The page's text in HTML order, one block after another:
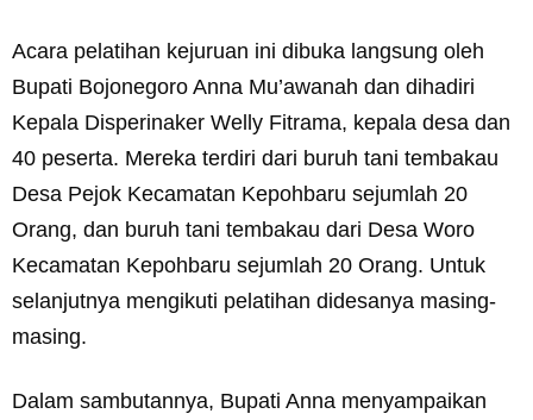
Acara pelatihan kejuruan ini dibuka langsung oleh
Bupati Bojonegoro Anna Mu’awanah dan dihadiri
Kepala Disperinaker Welly Fitrama, kepala desa dan
40 peserta. Mereka terdiri dari buruh tani tembakau
Desa Pejok Kecamatan Kepohbaru sejumlah 20
Orang, dan buruh tani tembakau dari Desa Woro
Kecamatan Kepohbaru sejumlah 20 Orang. Untuk
selanjutnya mengikuti pelatihan didesanya masing-
masing.
Dalam sambutannya, Bupati Anna menyampaikan